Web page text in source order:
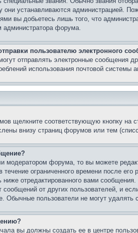
они устанавливаются администрацией.
вы добьетесь лишь того, что
администратора форума.
пользователю электронного
отправлять электронные
использования почтовой
щелкните соответствующую кнопку на
внизу страниц форумов или тем
модератором форума, то вы можете
ограниченного времени после
отредактированного вами
от других пользователей, и
Обычные пользователи не могут
вы должны создать ее в центре